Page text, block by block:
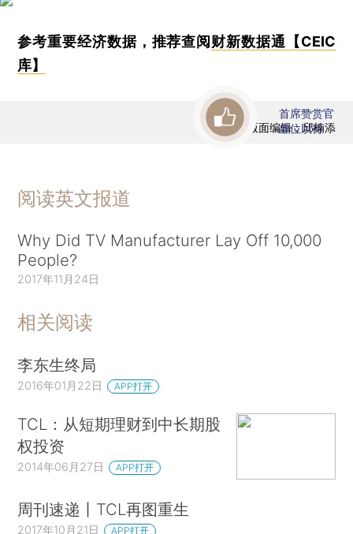
参考重要经济数据，推荐查阅 财新数据通【CEIC
库】
版面编辑：邱楠添
首席赞赏官
虚位以待
阅读英文报道
Why Did TV Manufacturer Lay Off 10,000
People?
2017年11月24日
相关阅读
李东生终局
2016年01月22日 APP打开
TCL：从短期理财到中长期股
权投资
2014年06月27日 APP打开
周刊速递丨TCL再图重生
2017年10月21日 APP打开